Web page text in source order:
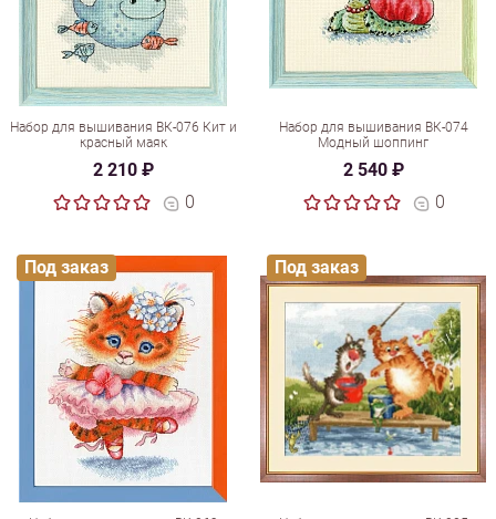
Набор для вышивания ВК-076 Кит и
красный маяк
2 210 ₽
0
Набор для вышивания ВК-074
Модный шоппинг
2 540 ₽
0
Под заказ Под заказ